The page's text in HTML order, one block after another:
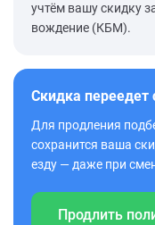
учтём вашу скидку
вождение (КБМ).
Скидка переедет
Для продления
сохранится ваша
езду — даже при
Продлить